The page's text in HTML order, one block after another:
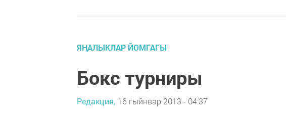
ЯҢАЛЫКЛАР ЙОМГАГЫ
Бокс турниры
Редакция, 16 гыйнвар 2013 - 04:37